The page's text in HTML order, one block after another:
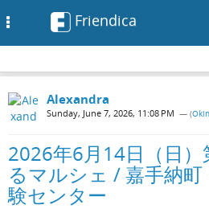
Friendica
Alexandra
Sunday, June 7, 2026, 11:08 PM — (
2026年6月14日（日
るマルシェ / 嘉手納町
験センター